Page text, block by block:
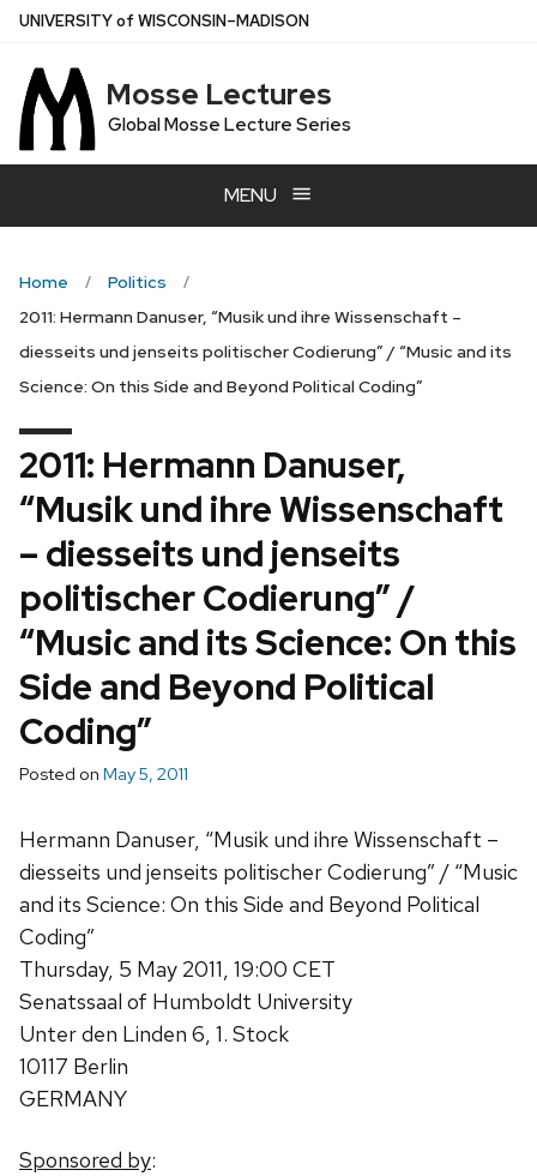
Skip
main
content
UNIVERSITYof WISCONSIN–MADISON
Mosse Lectures
Global Mosse Lecture Series
MENU
Home
Politics
2011: Hermann Danuser, “Musik und ihre Wissenschaft –
diesseits und jenseits politischer Codierung” / “Music and its
Science: On this Side and Beyond Political Coding”
2011: Hermann Danuser,
“Musik und ihre Wissenschaft
– diesseits und jenseits
politischer Codierung” /
“Music and its Science: On this
Side and Beyond Political
Coding”
Posted on May 5, 2011
Hermann Danuser, “Musik und ihre Wissenschaft –
diesseits und jenseits politischer Codierung” / “Music
and its Science: On this Side and Beyond Political
Coding”
Thursday, 5 May 2011, 19:00 CET
Senatssaal of Humboldt University
Unter den Linden 6, 1. Stock
10117 Berlin
GERMANY
Sponsored by: